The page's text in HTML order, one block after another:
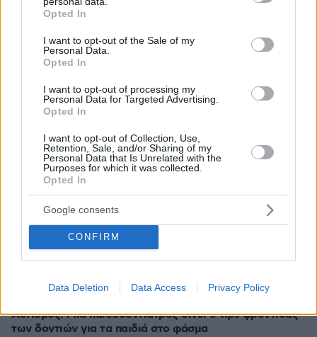
grant or deny consent to Google and its third-party tags to
use your data for below specified purposes in below Google
consent section.
Opted In
I want to opt-out of the Sale of my
Personal Data.
Opted In
I want to opt-out of processing my
Personal Data for Targeted Advertising.
Opted In
I want to opt-out of Collection, Use,
Retention, Sale, and/or Sharing of my
Personal Data that Is Unrelated with the
Purposes for which it was collected.
Opted In
Google consents
CONFIRM
Data Deletion Data Access Privacy Policy
Αυτισμός: Μία παιδοδοντίατρος δίνει 5 tips φροντίδας
των δοντιών για τα παιδιά στο φάσμα